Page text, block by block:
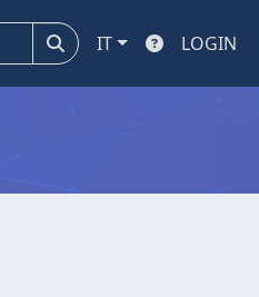
IT LOGIN